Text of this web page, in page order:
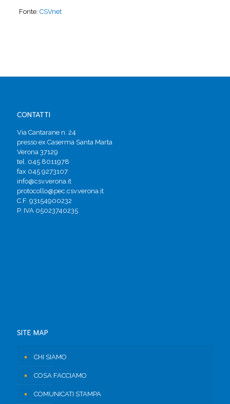
Fonte: CSVnet
CONTATTI
Via Cantarane n. 24
presso ex Caserma Santa Marta
Verona 37129
tel. 045 8011978
fax 045 9273107
info@csv.verona.it
protocollo@pec.csv.verona.it
C.F. 93154900232
P. IVA 05023740235
SITE MAP
CHI SIAMO
COSA FACCIAMO
COMUNICATI STAMPA